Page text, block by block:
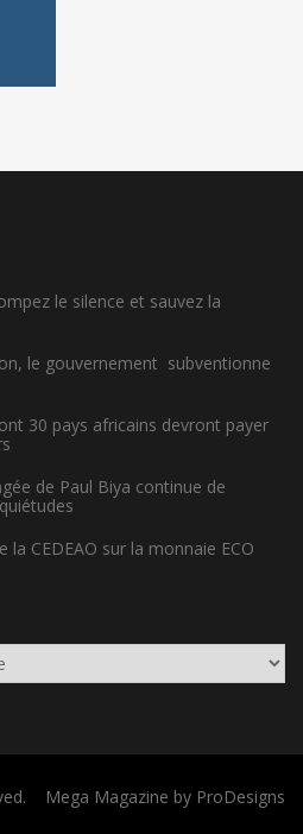
le silence et sauvez la
le gouvernement subventionne
30 pays africains devront payer
de Paul Biya continue de
la CEDEAO sur la monnaie ECO
Mega Magazine by ProDesigns